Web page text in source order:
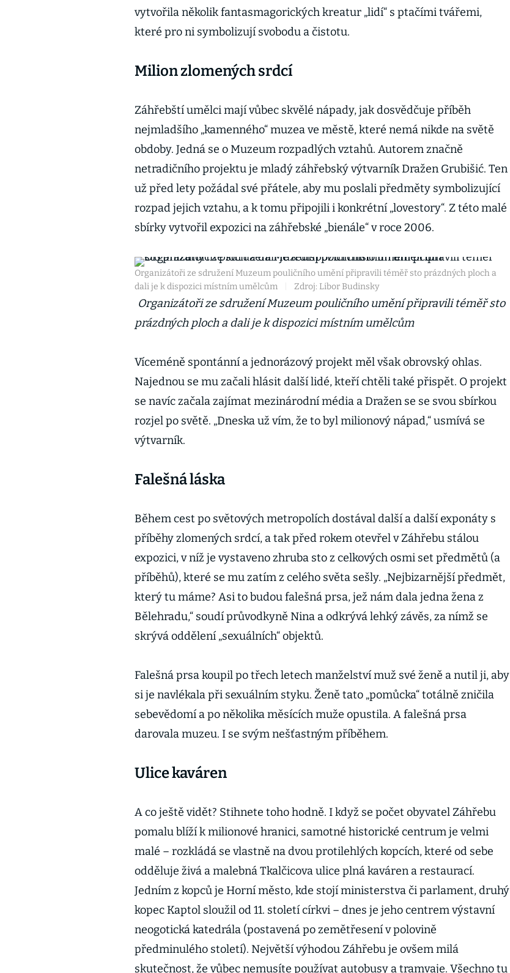
vytvořila několik fantasmagorických kreatur „lidí“ s ptačími tvářemi,
které pro ni symbolizují svobodu a čistotu.
Milion zlomených srdcí
Záhřebští umělci mají vůbec skvělé nápady, jak dosvědčuje příběh
nejmladšího „kamenného“ muzea ve městě, které nemá nikde na světě
obdoby. Jedná se o Muzeum rozpadlých vztahů. Autorem značně
netradičního projektu je mladý záhřebský výtvarník Dražen Grubišić. Ten
už před lety požádal své přátele, aby mu poslali předměty symbolizující
rozpad jejich vztahu, a k tomu připojili i konkrétní „lovestory“. Z této malé
sbírky vytvořil expozici na záhřebské „bienále“ v roce 2006.
Organizátoři ze sdružení Muzeum pouličního umění připravili téměř sto prázdných ploch a
dali je k dispozici místním umělcům
Zdroj: Libor Budinsky
Organizátoři ze sdružení Muzeum pouličního umění připravili téměř sto
prázdných ploch a dali je k dispozici místním umělcům
Víceméně spontánní a jednorázový projekt měl však obrovský ohlas.
Najednou se mu začali hlásit další lidé, kteří chtěli také přispět. O projekt
se navíc začala zajímat mezinárodní média a Dražen se se svou sbírkou
rozjel po světě. „Dneska už vím, že to byl milionový nápad,“ usmívá se
výtvarník.
Falešná láska
Během cest po světových metropolích dostával další a další exponáty s
příběhy zlomených srdcí, a tak před rokem otevřel v Záhřebu stálou
expozici, v níž je vystaveno zhruba sto z celkových osmi set předmětů (a
příběhů), které se mu zatím z celého světa sešly. „Nejbizarnější předmět,
který tu máme? Asi to budou falešná prsa, jež nám dala jedna žena z
Bělehradu,“ soudí průvodkyně Nina a odkrývá lehký závěs, za nímž se
skrývá oddělení „sexuálních“ objektů.
Falešná prsa koupil po třech letech manželství muž své ženě a nutil ji, aby
si je navlékala při sexuálním styku. Ženě tato „pomůcka“ totálně zničila
sebevědomí a po několika měsících muže opustila. A falešná prsa
darovala muzeu. I se svým nešťastným příběhem.
Ulice kaváren
A co ještě vidět? Stihnete toho hodně. I když se počet obyvatel Záhřebu
pomalu blíží k milionové hranici, samotné historické centrum je velmi
malé – rozkládá se vlastně na dvou protilehlých kopcích, které od sebe
odděluje živá a malebná Tkalčicova ulice plná kaváren a restaurací.
Jedním z kopců je Horní město, kde stojí ministerstva či parlament, druhý
kopec Kaptol sloužil od 11. století církvi – dnes je jeho centrem výstavní
neogotická katedrála (postavená po zemětřesení v polovině
předminulého století). Největší výhodou Záhřebu je ovšem milá
skutečnost, že vůbec nemusíte používat autobusy a tramvaje. Všechno tu